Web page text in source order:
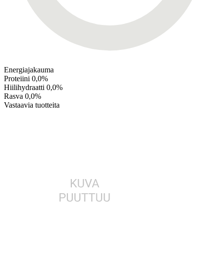
Energiajakauma
Proteiini 0,0%
Hiilihydraatti 0,0%
Rasva 0,0%
Vastaavia tuotteita